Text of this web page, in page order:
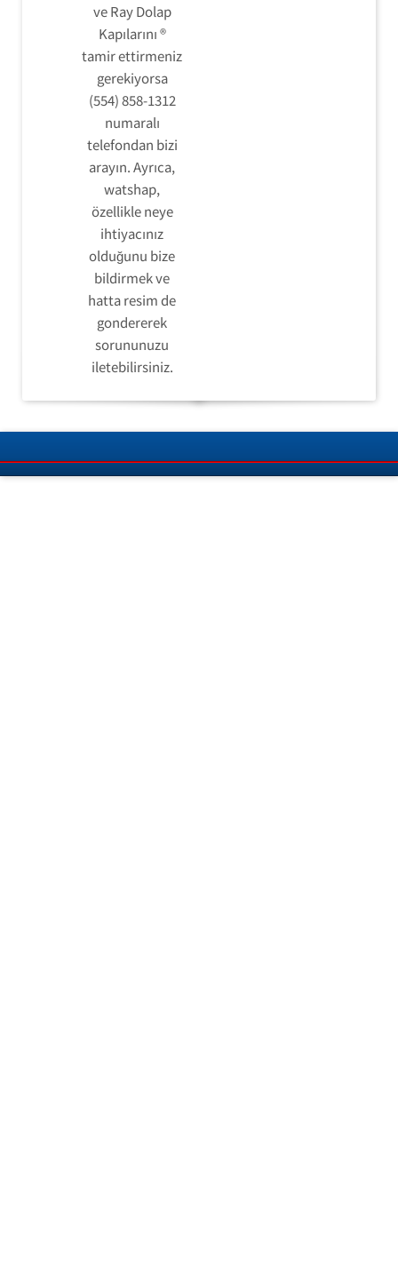
ve Ray Dolap
Kapılarını ®
tamir ettirmeniz
gerekiyorsa
(554) 858-1312
numaralı
telefondan bizi
arayın. Ayrıca,
watshap,
özellikle neye
ihtiyacınız
olduğunu bize
bildirmek ve
hatta resim de
gondererek
sorununuzu
iletebilirsiniz.